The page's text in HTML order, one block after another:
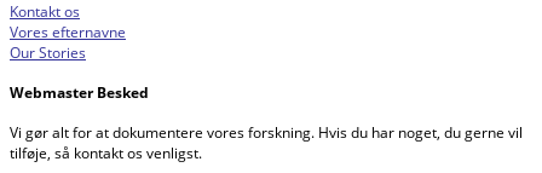
Kontakt os
Vores efternavne
Our Stories
Webmaster Besked
Vi gør alt for at dokumentere vores forskning. Hvis du har noget, du gerne vil
tilføje, så kontakt os venligst.